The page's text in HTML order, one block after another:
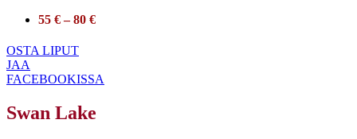
55 € – 80 €
OSTA LIPUT
JAA
FACEBOOKISSA
Swan Lake